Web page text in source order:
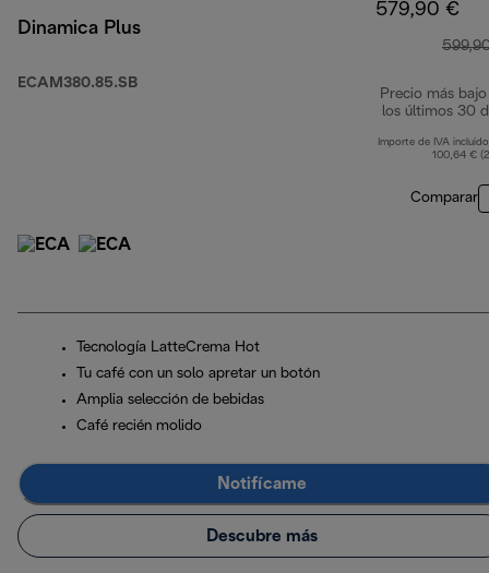
Dinamica Plus
ECAM380.85.SB
579,90 €
Precio más bajo
los últimos 30
Importe de IVA
100,64 €
Comparar
Tecnología LatteCrema Hot
Tu café con un solo apretar un botón
Amplia selección de bebidas
Café recién molido
Notifícame
Descubre más